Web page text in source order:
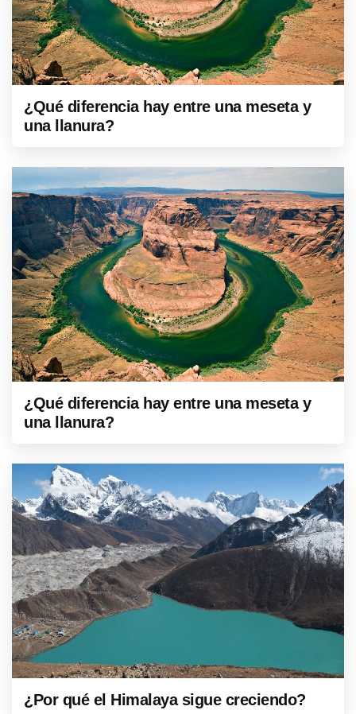
¿Qué diferencia hay entre una meseta y
una llanura?
¿Qué diferencia hay entre una meseta y
una llanura?
¿Por qué el Himalaya sigue creciendo?